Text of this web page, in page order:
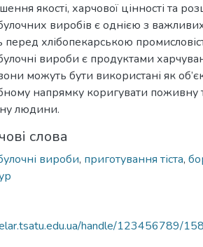
якості, харчової цінності та
виробів є однією з
перед хлібопекарською
вироби є продуктами
можуть бути використані як
напрямку коригувати поживну
людини.
слова
вироби, приготування тіста,
handle/123456789/